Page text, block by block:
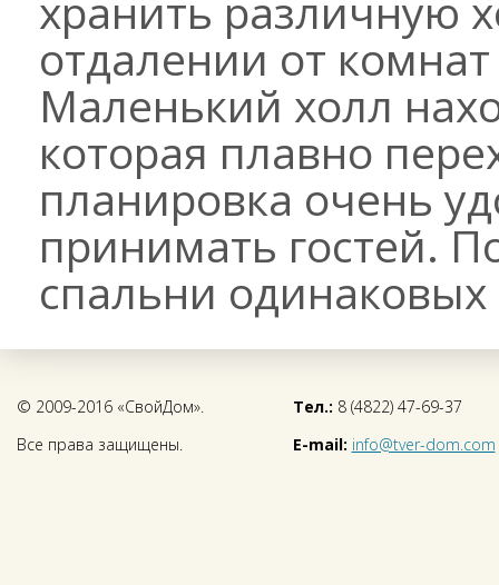
отдалении от
Маленький холл
которая плавно
планировка очень
принимать гостей.
спальни
© 2009-2016 «СвойДом».
Все права защищены.
Тел.: 8 (4822) 47-69-37
E-mail: info@tver-dom.com